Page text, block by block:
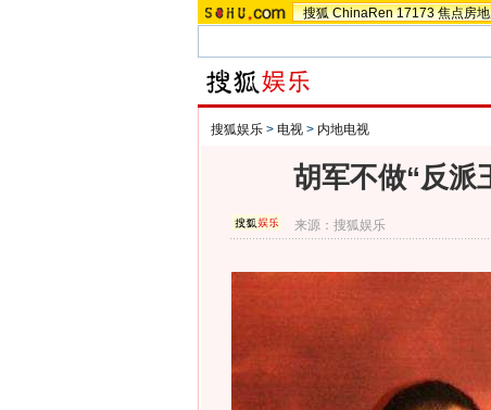
搜狐 ChinaRen 17173 焦点房
搜狐娱乐 > 电视 > 内地电视
胡军不做“反派
来源：搜狐娱乐